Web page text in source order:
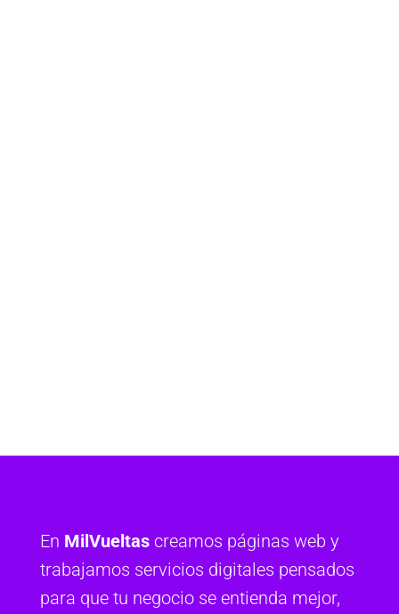
En MilVueltascreamos páginas web y
trabajamos servicios digitales pensados
para que tu negocio se entienda mejor,